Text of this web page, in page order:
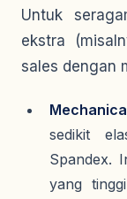
Untuk
ekstra
sales dengan
sedikit
Spandex.
yang